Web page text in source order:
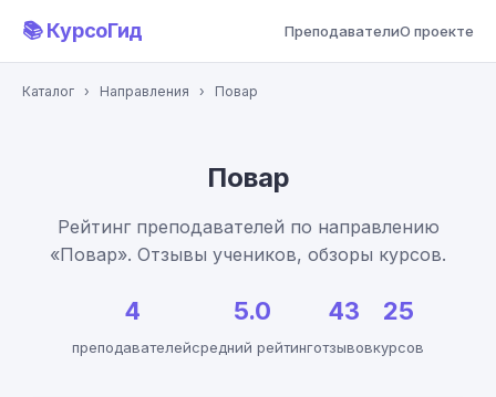
📚 КурсоГид ПреподавателиО проекте
Каталог › Направления › Повар
Повар
Рейтинг преподавателей по направлению
«Повар». Отзывы учеников, обзоры курсов.
4
преподавателей
5.0
средний рейтинг
43
отзывов
25
курсов